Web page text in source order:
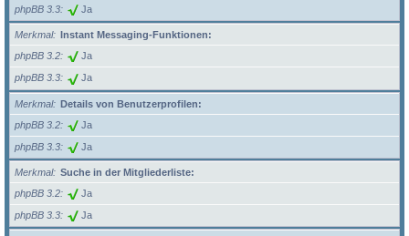
phpBB 3.3 Ja
Merkmal
Instant Messaging-Funktionen:
phpBB 3.2
Ja
phpBB 3.3 Ja
Merkmal
Details von Benutzerprofilen:
phpBB 3.2
Ja
phpBB 3.3 Ja
Merkmal
Suche in der Mitgliederliste:
phpBB 3.2
Ja
phpBB 3.3 Ja